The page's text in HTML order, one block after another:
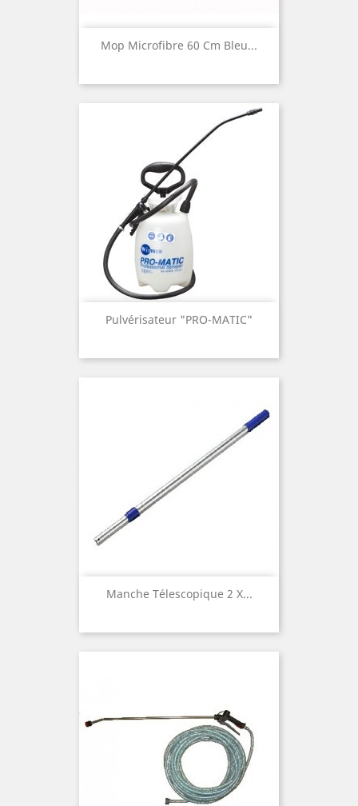
Mop Microfibre 60 Cm Bleu...
Pulvérisateur "PRO-MATIC"
Manche Télescopique 2 X...